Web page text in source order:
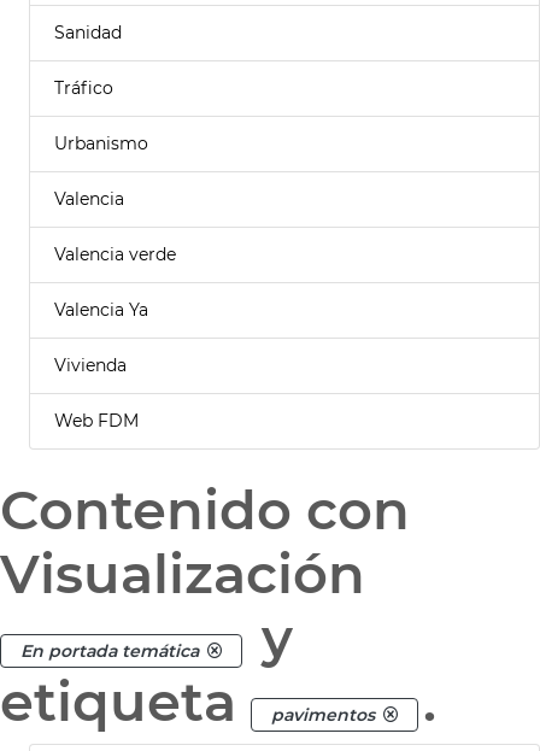
Sanidad
Tráfico
Urbanismo
Valencia
Valencia verde
Valencia Ya
Vivienda
Web FDM
Contenido con
Visualización
En portada temática
y
etiqueta
pavimentos .